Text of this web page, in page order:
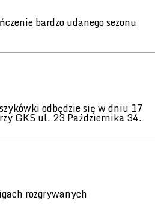
bardzo udanego sezonu
odbędzie się w dniu 17
GKS ul. 23 Października 34.
rozgrywanych
w sezonie 2022/23 pod egidą Wielkopolskiego Związku Koszykówki.